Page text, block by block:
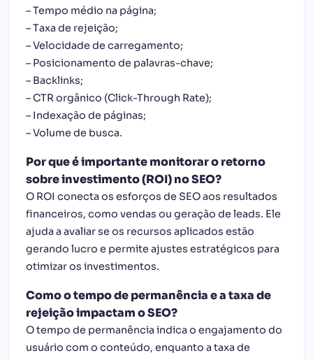
– Tempo médio na página;
– Taxa de rejeição;
– Velocidade de carregamento;
– Posicionamento de palavras-chave;
– Backlinks;
– CTR orgânico (Click-Through Rate);
– Indexação de páginas;
– Volume de busca.
Por que é importante monitorar o retorno
sobre investimento (ROI) no SEO?
O ROI conecta os esforços de SEO aos resultados
financeiros, como vendas ou geração de leads. Ele
ajuda a avaliar se os recursos aplicados estão
gerando lucro e permite ajustes estratégicos para
otimizar os investimentos.
Como o tempo de permanência e a taxa de
rejeição impactam o SEO?
O tempo de permanência indica o engajamento do
usuário com o conteúdo, enquanto a taxa de